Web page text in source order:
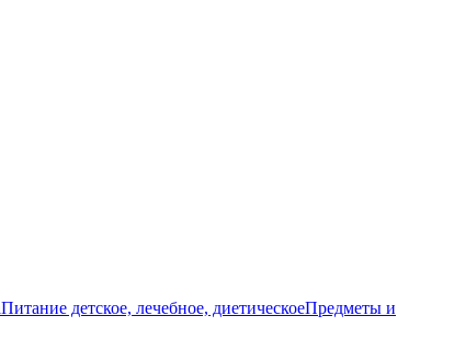
Питание детское, лечебное, диетическоеПредметы и